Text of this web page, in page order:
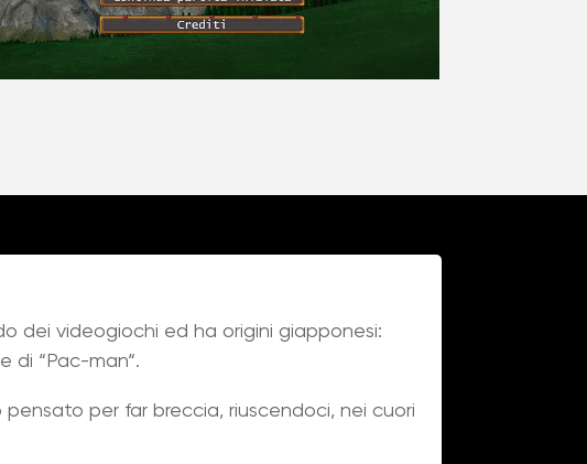
dei videogiochi ed ha origini giapponesi:
di “Pac-man“.
per far breccia, riuscendoci, nei cuori